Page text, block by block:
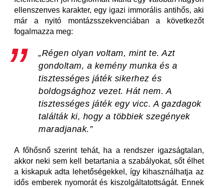
ellenszenves karakter, egy igazi immorális antihős, aki
már a nyitó montázsszekvenciában a következőt
fogalmazza meg:
„Régen olyan voltam, mint te. Azt
gondoltam, a kemény munka és a
tisztességes játék sikerhez és
boldogsághoz vezet. Hát nem. A
tisztességes játék egy vicc. A gazdagok
találták ki, hogy a többiek szegények
maradjanak.”
A főhősnő szerint tehát, ha a rendszer igazságtalan,
akkor neki sem kell betartania a szabályokat, sőt élhet
a kiskapuk adta lehetőségekkel, így kihasználhatja az
idős emberek nyomorát és kiszolgáltatottságát. Ennek